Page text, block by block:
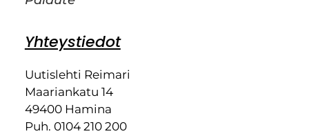
Yhteystiedot
Uutislehti Reimari
Maariankatu 14
49400 Hamina
Puh. 0104 210 200